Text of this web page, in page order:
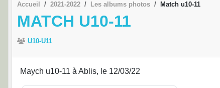
Accueil 2021-2022 Les albums photos Match u10-11
MATCH U10-11
U10-U11
Maych u10-11 à Ablis, le 12/03/22